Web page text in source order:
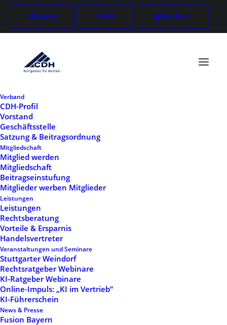
Kontakt Hilfe Mein Konto
Verband
CDH-Profil
Vorstand
Geschäftsstelle
Satzung & Beitragsordnung
Mitgliedschaft
Mitglied werden
Mitgliedschaft
Beitragseinstufung
Mitglieder werben Mitglieder
Leistungen
Leistungen
Rechtsberatung
Vorteile & Ersparnis
Handelsvertreter
Veranstaltungen und Seminare
Stuttgarter Weindorf
Rechtsratgeber Webinare
KI-Ratgeber Webinare
Online-Impuls: „KI im Vertrieb“
KI-Führerschein
News & Presse
Fusion Bayern
The Titles layout is a modern design approach
for displaying your Post Types contents with
images that appear on text hover in varied
Designer Layout